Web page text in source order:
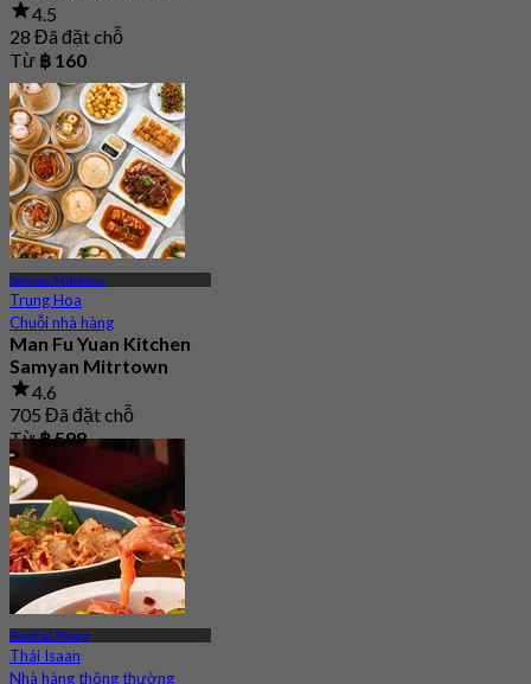
4.5
28 Đã đặt chỗ
Từ ฿ 160
Samyan Mitrtown
Trung Hoa
Chuỗi nhà hàng
Man Fu Yuan Kitchen
Samyan Mitrtown
4.6
705 Đã đặt chỗ
Từ฿ 598
Banthat Thong
Thái Isaan
Nhà hàng thông thường